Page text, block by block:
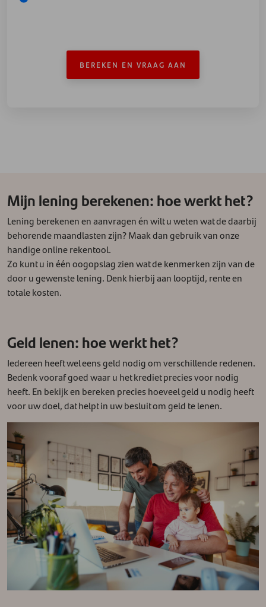
BEREKEN EN VRAAG AAN
Mijn lening berekenen: hoe werkt het?
Lening berekenen en aanvragen én wilt u weten wat de daarbij
behorende maandlasten zijn? Maak dan gebruik van onze
handige online rekentool.
Zo kunt u in één oogopslag zien wat de kenmerken zijn van de
door u gewenste lening. Denk hierbij aan looptijd, rente en
totale kosten.
Geld lenen: hoe werkt het?
Iedereen heeft wel eens geld nodig om verschillende redenen.
Bedenk vooraf goed waar u het krediet precies voor nodig
heeft. En bekijk en bereken precies hoeveel geld u nodig heeft
voor uw doel, dat helpt in uw besluit om geld te lenen.